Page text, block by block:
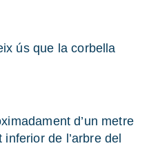
ús que la corbella
d’un metre
de l’arbre del